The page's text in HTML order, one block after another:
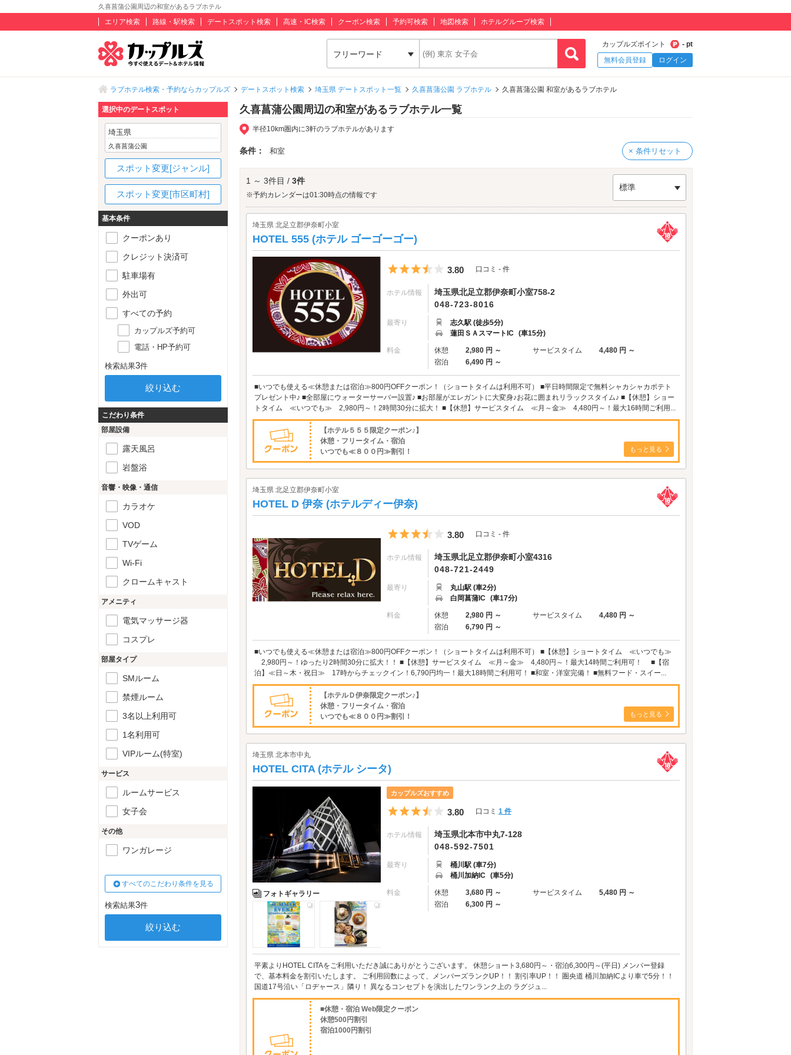
久喜菖蒲公園周辺の和室があるラブホテル
エリア検索 路線・駅検索 デートスポット検索 高速・IC検索 クーポン検索 予約可検索 地図検索 ホテルグループ検索
フリーワード
カップルズポイント
- pt
無料会員登録
ログイン
ラブホテル検索・予約ならカップルズ デートスポット検索 埼玉県 デートスポット一覧 久喜菖蒲公園 ラブホテル 久喜菖蒲公園 和室があるラブホテル
久喜菖蒲公園周辺の和室があるラブホテル一覧
半径10km圏内に3軒のラブホテルがあります
条件： 和室 × 条件リセット
1 ～ 3件目 / 3件
※予約カレンダーは01:30時点の情報です
標準
埼玉県 北足立郡伊奈町小室
HOTEL 555 (ホテル ゴーゴーゴー)
5つ星のうち3.5
3.80 口コミ - 件
ホテル情報
埼玉県北足立郡伊奈町小室758-2
048-723-8016
最寄り
志久駅 (徒歩5分)
蓮田ＳＡスマートIC (車15分)
料金 休憩 2,980 円 ～ サービスタイム
4,480 円 ～
宿泊
6,490 円 ～
■いつでも使える≪休憩または宿泊≫800円OFFクーポン！（ショートタイムは利用不可） ■平日時間限定で無料シャカシャカポテト
プレゼント中♪ ■全部屋にウォーターサーバー設置♪ ■お部屋がエレガントに大変身♪お花に囲まれリラックスタイム♪ ■【休憩】ショー
トタイム ≪いつでも≫ 2,980円～！2時間30分に拡大！ ■【休憩】サービスタイム ≪月～金≫ 4,480円～！最大16時間ご利用...
【ホテル５５５限定クーポン♪】
休憩・フリータイム・宿泊
いつでも≪８００円≫割引！
もっと見る
埼玉県 北足立郡伊奈町小室
HOTEL D 伊奈 (ホテルディー伊奈)
5つ星のうち3.5
3.80 口コミ - 件
ホテル情報
埼玉県北足立郡伊奈町小室4316
048-721-2449
最寄り
丸山駅 (車2分)
白岡菖蒲IC (車17分)
料金 休憩 2,980 円 ～ サービスタイム
4,480 円 ～
宿泊
6,790 円 ～
■いつでも使える≪休憩または宿泊≫800円OFFクーポン！（ショートタイムは利用不可） ■【休憩】ショートタイム ≪いつでも≫
2,980円～！ゆったり2時間30分に拡大！！ ■【休憩】サービスタイム ≪月～金≫ 4,480円～！最大14時間ご利用可！ ■【宿
泊】≪日～木・祝日≫ 17時からチェックイン！6,790円均一！最大18時間ご利用可！ ■和室・洋室完備！ ■無料フード・スイー...
【ホテルＤ伊奈限定クーポン♪】
休憩・フリータイム・宿泊
いつでも≪８００円≫割引！
もっと見る
埼玉県 北本市中丸
HOTEL CITA (ホテル シータ)
フォトギャラリー
カップルズおすすめ
5つ星のうち3.5
3.80 口コミ 1 件
ホテル情報
埼玉県北本市中丸7-128
048-592-7501
最寄り
桶川駅 (車7分)
桶川加納IC (車5分)
料金 休憩 3,680 円 ～ サービスタイム
5,480 円 ～
宿泊
6,300 円 ～
平素よりHOTEL CITAをご利用いただき誠にありがとうございます。 休憩ショート3,680円～・宿泊6,300円～(平日) メンバー登録
で、基本料金を割引いたします。 ご利用回数によって、メンバーズランクUP！！ 割引率UP！！ 圏央道 桶川加納ICより車で5分！！
国道17号沿い「ロヂャース」隣り！ 異なるコンセプトを演出したワンランク上の ラグジュ...
■休憩・宿泊 Web限定クーポン
休憩500円割引
宿泊1000円割引
選択中のデートスポット
埼玉県
久喜菖蒲公園
スポット変更[ジャンル]
スポット変更[市区町村]
基本条件
クーポンあり
クレジット決済可
駐車場有
外出可
すべての予約
カップルズ予約可
電話・HP予約可
検索結果3件
こだわり条件
部屋設備
露天風呂
岩盤浴
音響・映像・通信
カラオケ
VOD
TVゲーム
Wi-Fi
クロームキャスト
アメニティ
電気マッサージ器
コスプレ
部屋タイプ
SMルーム
禁煙ルーム
3名以上利用可
1名利用可
VIPルーム(特室)
サービス
ルームサービス
女子会
その他
ワンガレージ
すべてのこだわり条件を見る
検索結果3件